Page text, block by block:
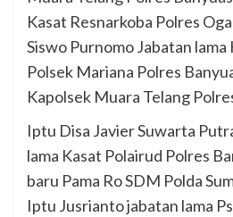
Kasat Resnarkoba Polres
Siswo Purnomo Jabatan lama
Polsek Mariana Polres
Kapolsek Muara Telang
Iptu Disa Javier Suwarta
lama Kasat Polairud Polres
baru Pama Ro SDM Polda
Iptu Jusrianto jabatan lama